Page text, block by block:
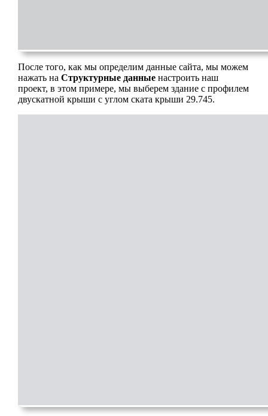
После того, как мы определим данные сайта, мы можем
нажать на Структурные данные настроить наш
проект, в этом примере, мы выберем здание с профилем
двускатной крыши с углом ската крыши 29.745.